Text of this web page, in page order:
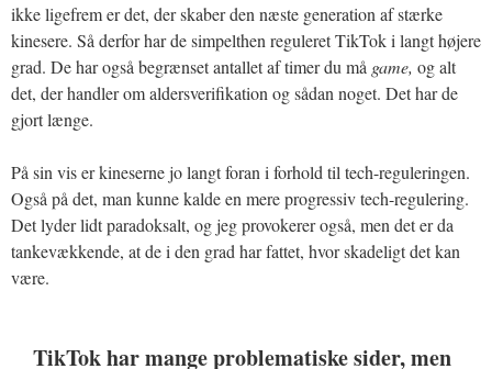
ikke ligefrem er det, der skaber den næste generation af stærke
kinesere. Så derfor har de simpelthen reguleret TikTok i langt højere
grad. De har også begrænset antallet af timer du må game, og alt
det, der handler om aldersverifikation og sådan noget. Det har de
gjort længe.
På sin vis er kineserne jo langt foran i forhold til tech-reguleringen.
Også på det, man kunne kalde en mere progressiv tech-regulering.
Det lyder lidt paradoksalt, og jeg provokerer også, men det er da
tankevækkende, at de i den grad har fattet, hvor skadeligt det kan
være.
TikTok har mange problematiske sider, men